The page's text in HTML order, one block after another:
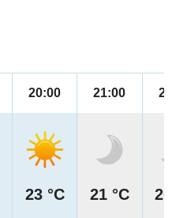
20:00
23 °C
21:00
21 °C
22:00
20 °C